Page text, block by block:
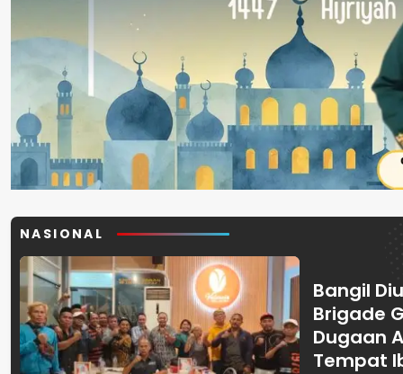
NASIONAL
Bangil
Brigade
Dugaan
Tempat